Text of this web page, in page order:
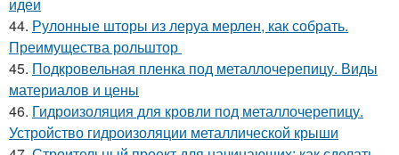
идеи
44. Рулонные шторы из леруа мерлен, как собрать.
Преимущества рольштор
45. Подкровельная пленка под металлочерепицу. Виды
материалов и цены
46. Гидроизоляция для кровли под металлочерепицу.
Устройство гидроизоляции металлической крыши